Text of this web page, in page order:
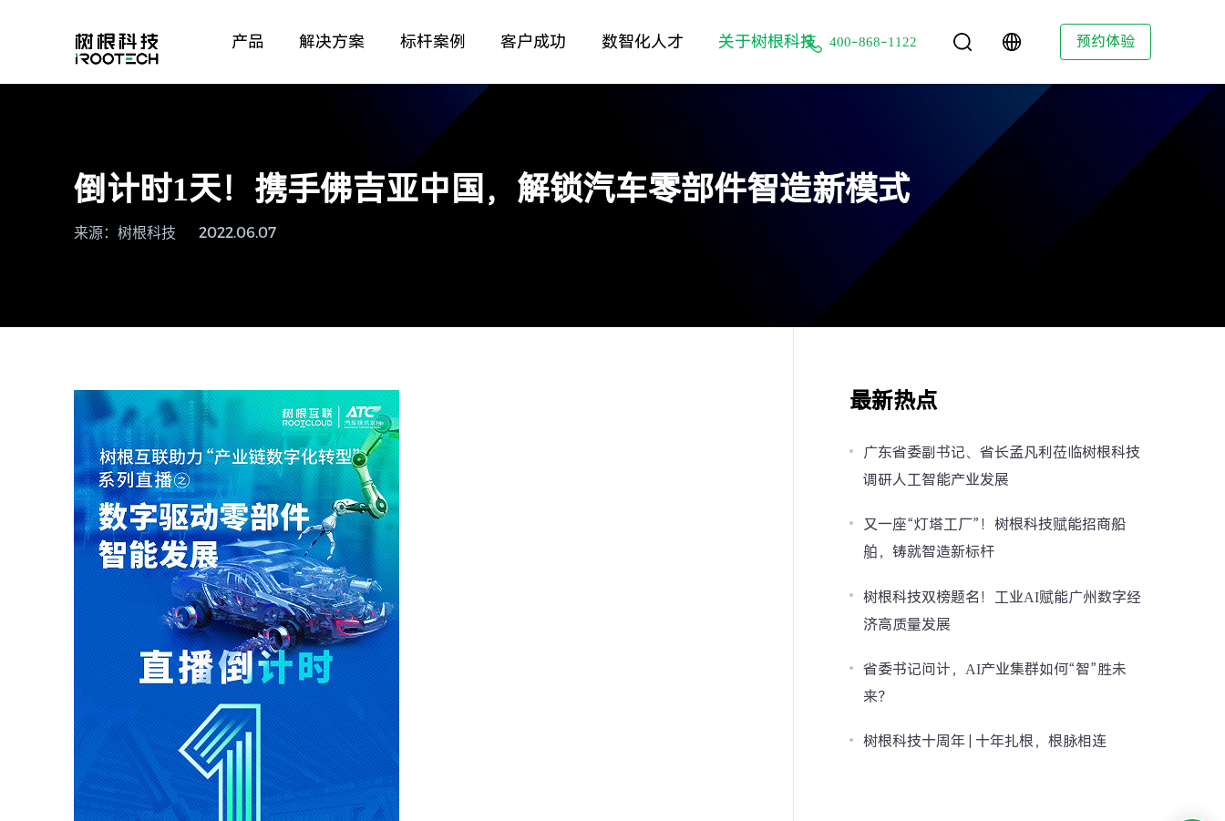
产品 解决方案 标杆案例 客户成功 数智化人才 关于树根科技 400-868-1122 预约体验
倒计时1天！携手佛吉亚中国，解锁汽车零部件智造新模式
来源：树根科技 2022.06.07
最新热点
广东省委副书记、省长孟凡利莅临树根科技
调研人工智能产业发展
又一座“灯塔工厂”！树根科技赋能招商船
舶，铸就智造新标杆
树根科技双榜题名！工业AI赋能广州数字经
济高质量发展
省委书记问计，AI产业集群如何“智”胜未
来？
树根科技十周年 | 十年扎根，根脉相连